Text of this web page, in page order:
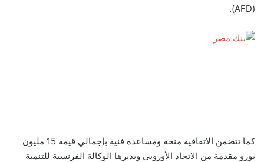
(AFD).
كما تتضمن الاتفاقية منحة ومساعدة فنية بإجمالي قيمة 15 مليون
يورو مقدمة من الاتحاد الأوروبي ويديرها الوكالة الفرنسية للتنمية